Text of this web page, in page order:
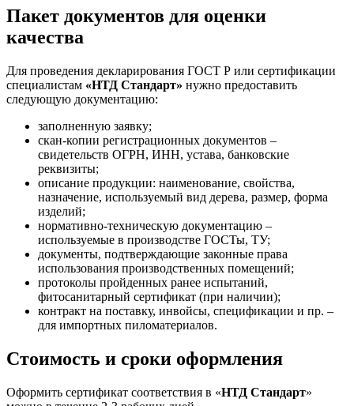
Пакет документов для оценки
качества
Для проведения декларирования ГОСТ Р или сертификации
специалистам «НТД Стандарт» нужно предоставить
следующую документацию:
заполненную заявку;
скан-копии регистрационных документов –
свидетельств ОГРН, ИНН, устава, банковские
реквизиты;
описание продукции: наименование, свойства,
назначение, используемый вид дерева, размер, форма
изделий;
нормативно-техническую документацию –
используемые в производстве ГОСТы, ТУ;
документы, подтверждающие законные права
использования производственных помещений;
протоколы пройденных ранее испытаний,
фитосанитарный сертификат (при наличии);
контракт на поставку, инвойсы, спецификации и пр. –
для импортных пиломатериалов.
Стоимость и сроки оформления
Оформить сертификат соответствия в «НТД Стандарт»